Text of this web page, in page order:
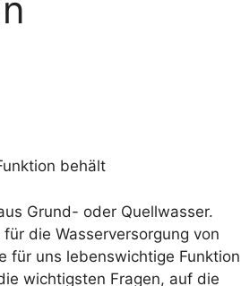
behält
Grund- oder Quellwasser.
die Wasserversorgung von
für uns lebenswichtige Funktion
wichtigsten Fragen, auf die